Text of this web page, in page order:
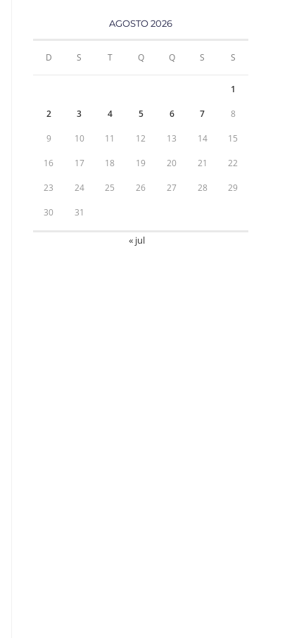
AGOSTO 2026
D S T Q Q S S
1
2 3 4 5 6 7 8
9 10 11 12 13 14 15
16 17 18 19 20 21 22
23 24 25 26 27 28 29
30 31
« jul